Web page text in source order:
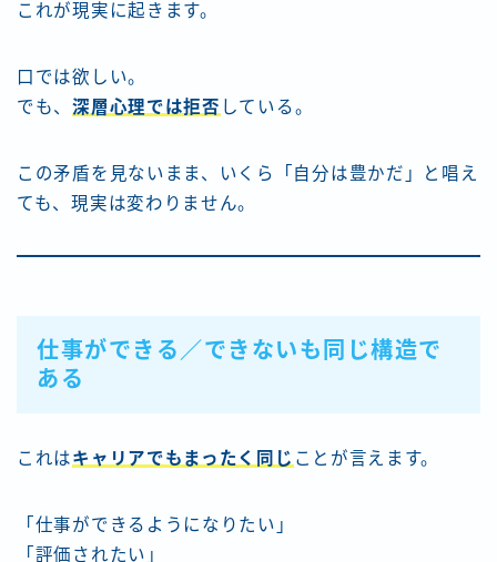
これが現実に起きます。
口では欲しい。
でも、深層心理では拒否 している。
この矛盾を見ないまま、いくら「自分は豊かだ」と唱え
ても、現実は変わりません。
仕事ができる／できないも同じ構造で
ある
これはキャリアでもまったく同じ ことが言えます。
「仕事ができるようになりたい」
「評価されたい」